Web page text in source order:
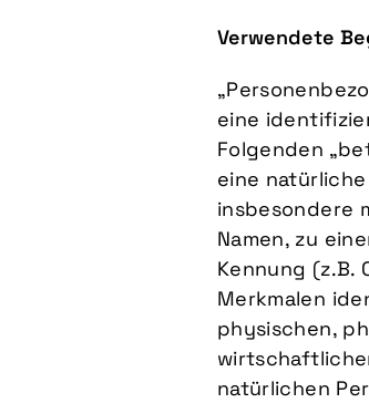
Verwendete
eine
Folgenden
eine
insbesondere
Namen, zu
Kennung (z.B.
Merkmalen
physischen,
natürlichen